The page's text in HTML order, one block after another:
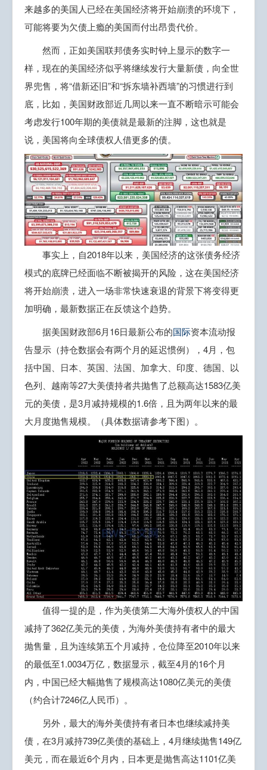
来越多的美国人已经在美国经济将开始崩溃的环境下，
可能将要为欠债上瘾的美国而付出昂贵代价。
然而，正如美国联邦债务实时钟上显示的数字一
样，现在的美国经济似乎将继续发行大量新债，向全世
界兜售，将“借新还旧”和“拆东墙补西墙”的习惯进行到
底，比如，美国财政部近几周以来一直不断暗示可能会
考虑发行100年期的美债就是最新的注脚，这也就是
说，美国将向全球债权人借更多的债。
事实上，自2018年以来，美国经济的这张债务经济
模式的底牌已经面临不断被揭开的风险，这在美国经济
将开始崩溃，进入一场非常快速衰退的背景下将变得更
加明确，最新数据正在反馈这个趋势。
据美国财政部6月16日最新公布的国际资本流动报
告显示（持仓数据会有两个月的延迟惯例），4月，包
括中国、日本、英国、法国、加拿大、印度、德国、以
色列、越南等27大美债持者共抛售了总额高达1583亿美
元的美债，是3月减持规模的1.6倍，且为两年以来的最
大月度抛售规模。（具体数据请参考下图）。
值得一提的是，作为美债第二大海外债权人的中国
减持了362亿美元的美债，为海外美债持有者中的最大
抛售量，且为连续第五个月减持，仓位降至2010年以来
的最低至1.0034万亿，数据显示，截至4月的16个月
内，中国已经大幅抛售了规模高达1080亿美元的美债
（约合计7246亿人民币）。
另外，最大的海外美债持有者日本也继续减持美
债，在3月减持739亿美债的基础上，4月继续抛售149亿
美元，而在最近6个月内，日本更是抛售高达1101亿美